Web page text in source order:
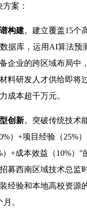
案：
构建。建立覆盖15个
据库，运用AI算法预
企业的跨区域布局中
料研发人才供给即将
成本超千万元。
创新。突破传统技术
）+项目经验（25%）
）+成本效益（10%）"
募西南区域技术总监
经验和本地高校资源
。